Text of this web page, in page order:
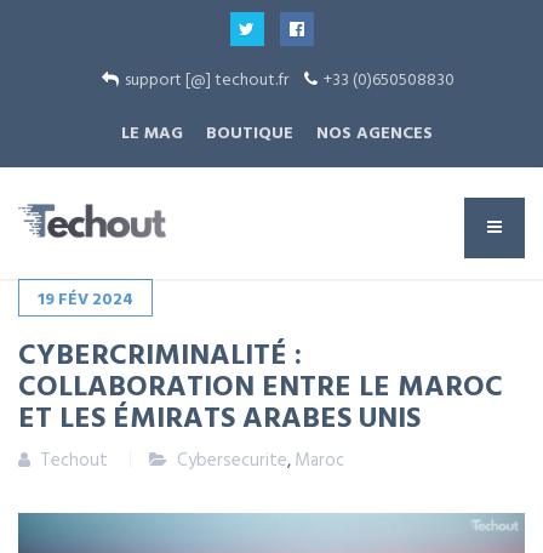
support [@] techout.fr
+33 (0)650508830
LE MAG
BOUTIQUE NOS AGENCES
19FÉV2024
CYBERCRIMINALITÉ :
COLLABORATION ENTRE LE MAROC
ET LES ÉMIRATS ARABES UNIS
Techout Cybersecurite,Maroc